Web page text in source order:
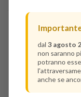
dal 3 agosto
non saranno
potranno
anche se